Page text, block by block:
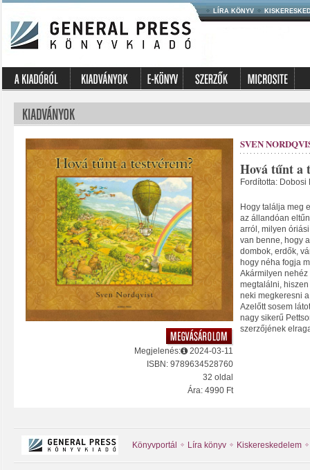
LÍRA KÖNYV
Megjelenés:
2024-03-11
ISBN: 9789634528760
32 oldal
Ára: 4990 Ft
SVEN
Hová tűnt a
Fordította: Dobosi
Hogy találja meg
az állandóan
arról, milyen
van benne, hogy
dombok, erdők,
hogy néha fogja
Akármilyen
megtalálni,
neki megkeresni
Azelőtt sosem
nagy sikerű
szerzőjének
Könyvportál Líra könyv Kiskereskedelem